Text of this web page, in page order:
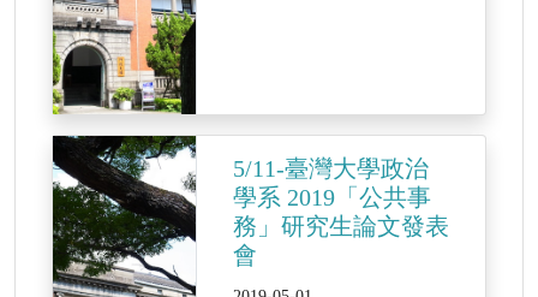
5/11-臺灣大學政治
學系 2019「公共事
務」研究生論文發表
會